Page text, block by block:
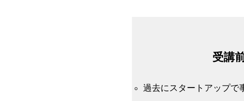
受講
過去にスタートアップで